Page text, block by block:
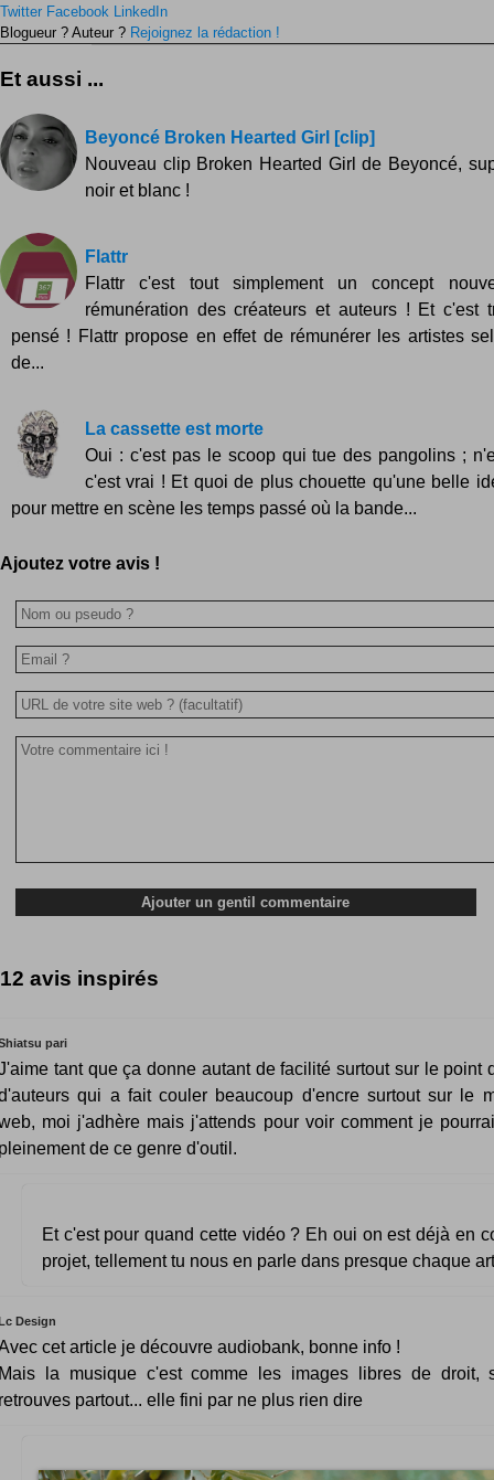
Twitter Facebook LinkedIn
Blogueur ? Auteur ? Rejoignez la rédaction !
Et aussi ...
Beyoncé Broken Hearted Girl [clip]
Nouveau clip Broken Hearted Girl de Beyoncé,
noir et blanc !
Flattr
Flattr c'est tout simplement un concept
rémunération des créateurs et auteurs ! Et c'est
pensé ! Flattr propose en effet de rémunérer les artistes
de...
La cassette est morte
Oui : c'est pas le scoop qui tue des pangolins ;
c'est vrai ! Et quoi de plus chouette qu'une belle
pour mettre en scène les temps passé où la bande...
Ajoutez votre avis !
12 avis inspirés
pari
tant que ça donne autant de facilité surtout sur le point
qui a fait couler beaucoup d'encre surtout sur le
moi j'adhère mais j'attends pour voir comment je
de ce genre d'outil.
Et c'est pour quand cette vidéo ? Eh oui on est déjà en
projet, tellement tu nous en parle dans presque chaque
Design
cet article je découvre audiobank, bonne info !
la musique c'est comme les images libres de droit,
partout... elle fini par ne plus rien dire